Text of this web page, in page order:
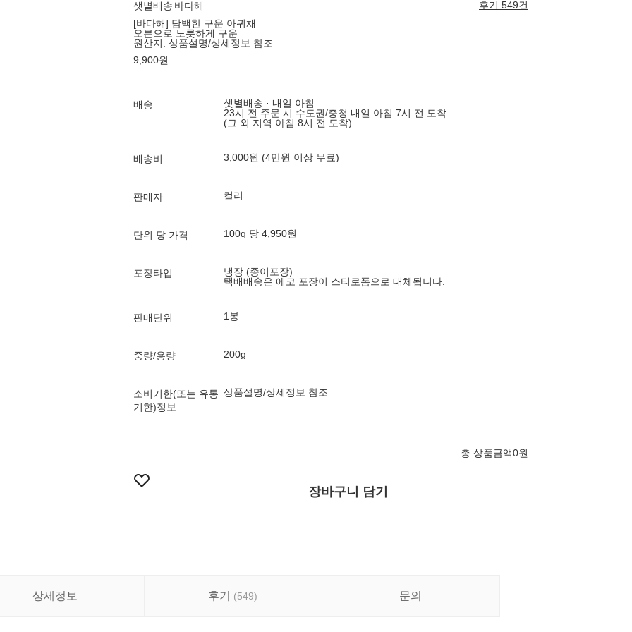
샛별배송 바다해
후기 549건
[바다해] 담백한 구운 아귀채
오븐으로 노릇하게 구운
원산지: 상품설명/상세정보 참조
9,900원
배송
샛별배송 · 내일 아침
23시 전 주문 시 수도권/충청 내일 아침 7시 전 도착
(그 외 지역 아침 8시 전 도착)
배송비 3,000원 (4만원 이상 무료)
판매자 컬리
단위 당 가격 100g 당 4,950원
포장타입
냉장 (종이포장)
택배배송은 에코 포장이 스티로폼으로 대체됩니다.
판매단위 1봉
중량/용량 200g
소비기한(또는 유통
기한)정보
상품설명/상세정보 참조
총 상품금액0원
장바구니 담기
상세정보 후기 (549) 문의